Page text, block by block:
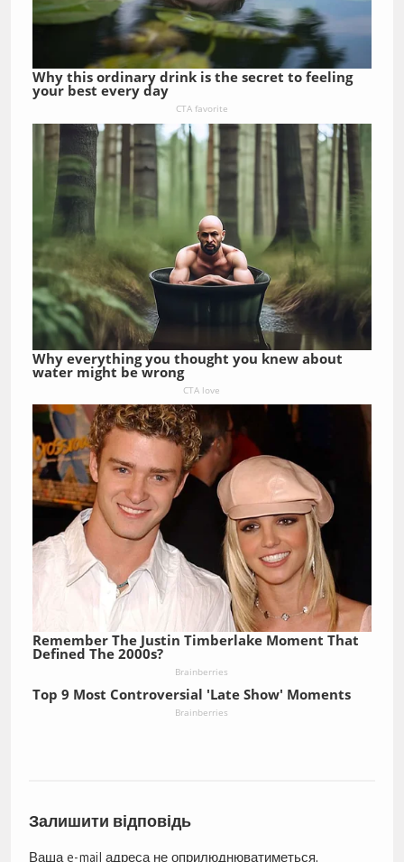
Why this ordinary drink is the secret to feeling
your best every day
CTA favorite
Why everything you thought you knew about
water might be wrong
CTA love
Remember The Justin Timberlake Moment That
Defined The 2000s?
Brainberries
Top 9 Most Controversial 'Late Show' Moments
Brainberries
Залишити відповідь
Ваша e-mail адреса не оприлюднюватиметься.